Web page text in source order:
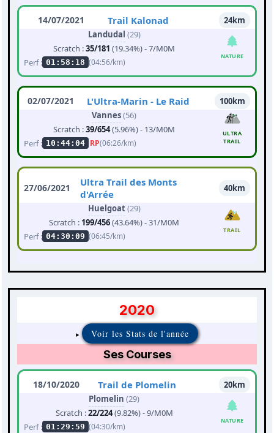
14/07/2021 Trail Kalonad
24km
Landudal (29)
Scratch :35/181 (19.34%) - 7/M0M
Perf : 01:58:18 (04:56/km)
NATURE
02/07/2021 L'Ultra-Marin - Le Raid
100km
Vannes(56)
Scratch :39/654(5.96%) - 13/M0M
Perf : 10:44:04 RP(06:26/km)
ULTRA
TRAIL
27/06/2021
Ultra Trail des Monts
d'Arrée
40km
Huelgoat(29)
Scratch : 199/456(43.64%) - 31/M0M
Perf : 04:30:09 (06:45/km)
TRAIL
2020
Voir les Stats de l'année
Ses Courses
18/10/2020 Trail de Plomelin
20km
Plomelin (29)
Scratch :22/224(9.82%) - 9/M0M
Perf : 01:29:59 (04:30/km)
NATURE